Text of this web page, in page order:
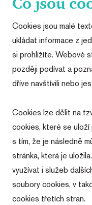
Cookies jsou malé
ukládat informace z
si prohlížíte. Webové
později podívat a
dříve navštívili nebo
Cookies lze dělit na
cookies, které se
s tím, že je následně
stránka, která je
využívat i služeb
soubory cookies, v
cookies třetích stran.